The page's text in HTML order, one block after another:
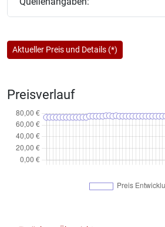
Aktueller Preis und Details (*)
Preisverlauf